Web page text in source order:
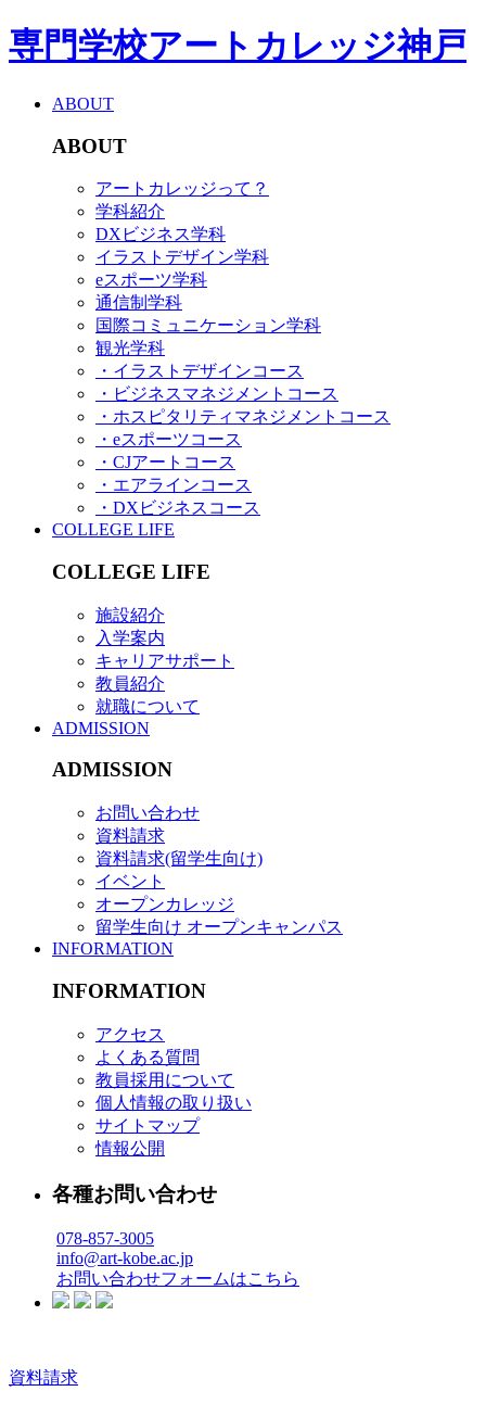
専門学校アートカレッジ神戸
ABOUT
ABOUT
アートカレッジって？
学科紹介
DXビジネス学科
イラストデザイン学科
eスポーツ学科
通信制学科
国際コミュニケーション学科
観光学科
・イラストデザインコース
・ビジネスマネジメントコース
・ホスピタリティマネジメントコース
・eスポーツコース
・CJアートコース
・エアラインコース
・DXビジネスコース
COLLEGE LIFE
COLLEGE LIFE
施設紹介
入学案内
キャリアサポート
教員紹介
就職について
ADMISSION
ADMISSION
お問い合わせ
資料請求
資料請求(留学生向け)
イベント
オープンカレッジ
留学生向け オープンキャンパス
INFORMATION
INFORMATION
アクセス
よくある質問
教員採用について
個人情報の取り扱い
サイトマップ
情報公開
各種お問い合わせ
078-857-3005
info@art-kobe.ac.jp
お問い合わせフォームはこちら
資料請求